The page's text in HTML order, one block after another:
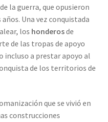
la guerra, que opusieron
Una vez conquistada
los honderosde
de las tropas de apoyo
incluso a prestar apoyo al
de los territorios de
que se vivió en
construcciones